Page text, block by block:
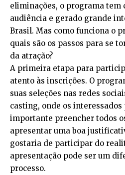
eliminações, o programa tem
audiência e gerado grande
Brasil. Mas como funciona o
quais são os passos para se
da atração?
A primeira etapa para
atento às inscrições. O
suas seleções nas redes
casting, onde os interessados
importante preencher todos
apresentar uma boa
gostaria de participar do
apresentação pode ser um
processo.